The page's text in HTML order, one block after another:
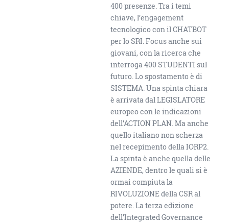
400 presenze. Tra i temi
chiave, l’engagement
tecnologico con il CHATBOT
per lo SRI. Focus anche sui
giovani, con la ricerca che
interroga 400 STUDENTI sul
futuro. Lo spostamento è di
SISTEMA. Una spinta chiara
è arrivata dal LEGISLATORE
europeo con le indicazioni
dell’ACTION PLAN. Ma anche
quello italiano non scherza
nel recepimento della IORP2.
La spinta è anche quella delle
AZIENDE, dentro le quali si è
ormai compiuta la
RIVOLUZIONE della CSR al
potere. La terza edizione
dell’Integrated Governance